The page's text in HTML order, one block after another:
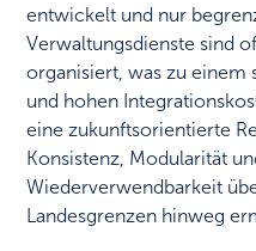
entwickelt und nur
Verwaltungsdienste sind
organisiert, was zu einem
und hohen
eine zukunftsorientierte
Konsistenz, Modularität
Wiederverwendbarkeit
Landesgrenzen hinweg